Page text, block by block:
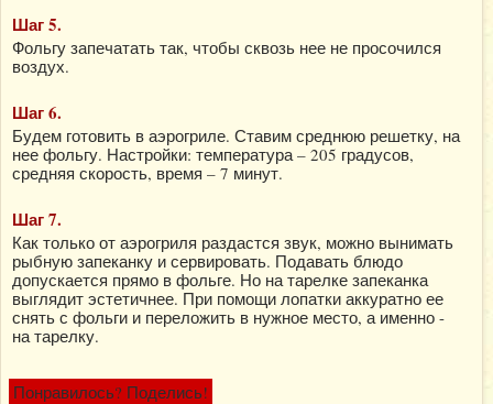
Шаг 5.
Фольгу запечатать так, чтобы сквозь нее не просочился
воздух.
Шаг 6.
Будем готовить в аэрогриле. Ставим среднюю решетку, на
нее фольгу. Настройки: температура – 205 градусов,
средняя скорость, время – 7 минут.
Шаг 7.
Как только от аэрогриля раздастся звук, можно вынимать
рыбную запеканку и сервировать. Подавать блюдо
допускается прямо в фольге. Но на тарелке запеканка
выглядит эстетичнее. При помощи лопатки аккуратно ее
снять с фольги и переложить в нужное место, а именно -
на тарелку.
Понравилось? Поделись!